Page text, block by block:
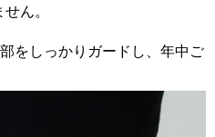
ん。
をしっかりガードし、年中ご